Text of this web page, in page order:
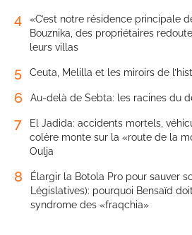
4
«C’est notre résidence principale
Bouznika, des propriétaires
leurs villas
5 Ceuta, Melilla et les miroirs de
6 Au-delà de Sebta: les racines du
7
El Jadida: accidents mortels,
colère monte sur la «route de la
Oulja
8
Élargir la Botola Pro pour sauver
Législatives): pourquoi Bensaïd
syndrome des «fraqchia»